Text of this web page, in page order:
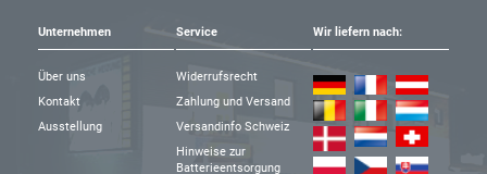
Unternehmen
Über uns
Kontakt
Ausstellung
Service
Widerrufsrecht
Zahlung und Versand
Versandinfo Schweiz
Hinweise zur
Batterieentsorgung
Wir liefern nach: